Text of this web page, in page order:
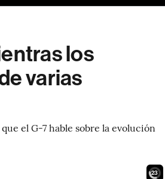
los
varias
el G-7 hable sobre la evolución
21